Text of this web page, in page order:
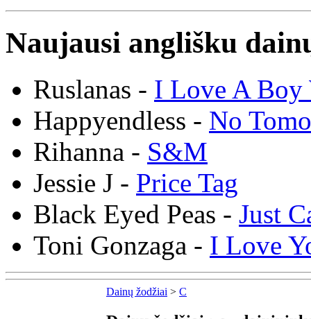
Naujausi anglišku
Ruslanas - I Love A Boy
Happyendless - No
Rihanna - S&M
Jessie J - Price Tag
Black Eyed Peas - Just
Toni Gonzaga - I Love
Dainų žodžiai > C